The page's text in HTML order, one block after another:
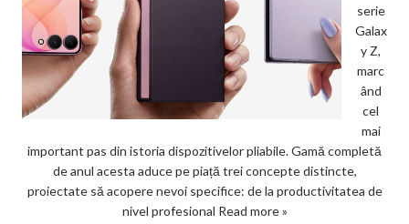
serie
Galax
y Z,
marc
ând
cel
mai
important pas din istoria dispozitivelor pliabile. Gamă completă
de anul acesta aduce pe piață trei concepte distincte,
proiectate să acopere nevoi specifice: de la productivitatea de
nivel profesional Read more »